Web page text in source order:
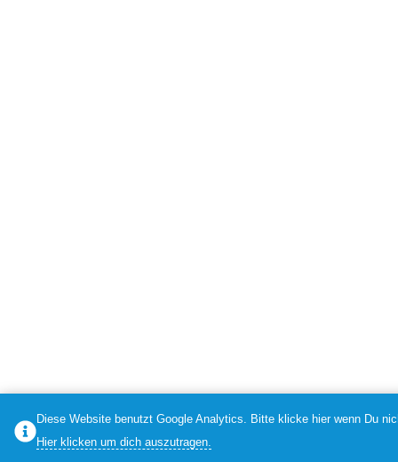
Diese Website benutzt Google Analytics. Bitte klicke hier wenn Du
Hier klicken um dich auszutragen.